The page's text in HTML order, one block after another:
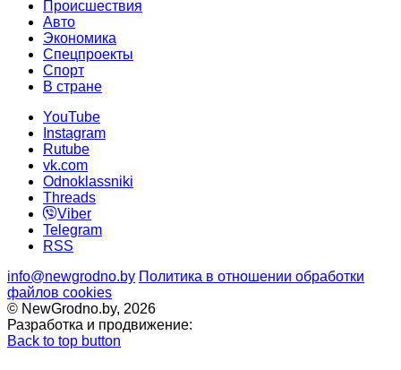
Происшествия
Авто
Экономика
Спецпроекты
Cпорт
В стране
YouTube
Instagram
Rutube
vk.com
Odnoklassniki
Threads
Viber
Telegram
RSS
info@newgrodno.by Политика в отношении обработки
файлов cookies
© NewGrodno.by, 2026
Разработка и продвижение:
Back to top button